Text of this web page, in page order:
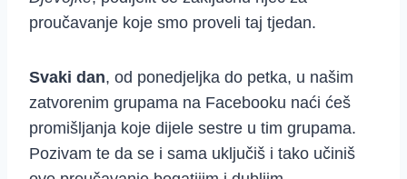
proučavanje koje smo proveli taj tjedan.
Svaki dan, od ponedjeljka do petka, u našim
zatvorenim grupama na Facebooku naći ćeš
promišljanja koje dijele sestre u tim grupama.
Pozivam te da se i sama uključiš i tako učiniš